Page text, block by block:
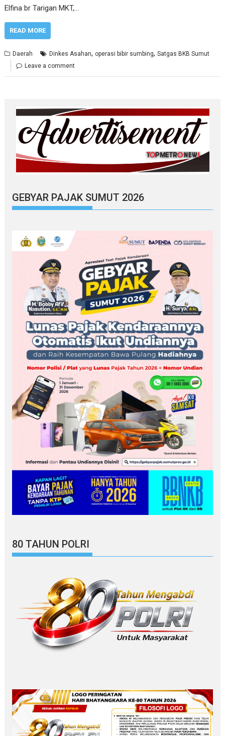
Elfina br Tarigan MKT,…
READ MORE
Daerah Dinkes Asahan, operasi bibir sumbing,Satgas BKB Sumut
Leave a comment
GEBYAR PAJAK SUMUT 2026
80 TAHUN POLRI